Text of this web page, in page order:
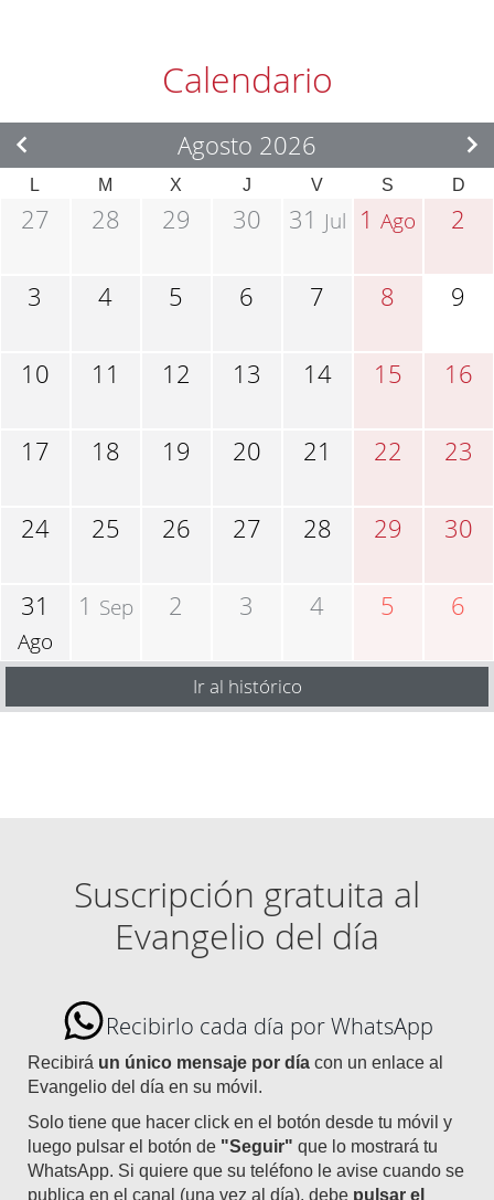
Calendario
Agosto 2026
L M X J V S D
27 28 29 30 31 Jul 1Ago 2
3 4 5 6 7 8 9
10 11 12 13 14 15 16
17 18 19 20 21 22 23
24 25 26 27 28 29 30
31
Ago
1 Sep 2 3 4 5 6
Ir al histórico
Suscripción gratuita al
Evangelio del día
Recibirlo cada día por WhatsApp
Recibirá un único mensaje por día con un enlace al
Evangelio del día en su móvil.
Solo tiene que hacer click en el botón desde tu móvil y
luego pulsar el botón de "Seguir" que lo mostrará tu
WhatsApp. Si quiere que su teléfono le avise cuando se
publica en el canal (una vez al día), debe pulsar el